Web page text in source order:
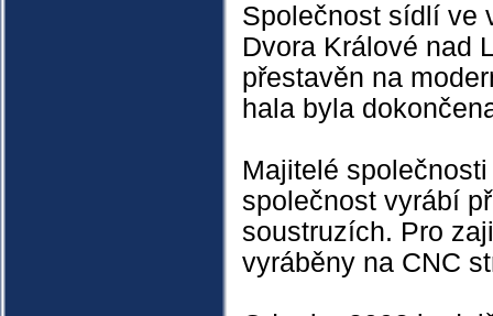
Společnost sídlí ve
Dvora Králové nad
přestavěn na
hala byla
Majitelé
společnost vyrábí
soustruzích. Pro
vyráběny na CNC